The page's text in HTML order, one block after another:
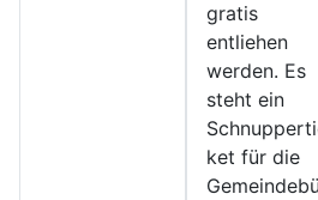
gratis
entliehen
werden. Es
steht ein
ket für die